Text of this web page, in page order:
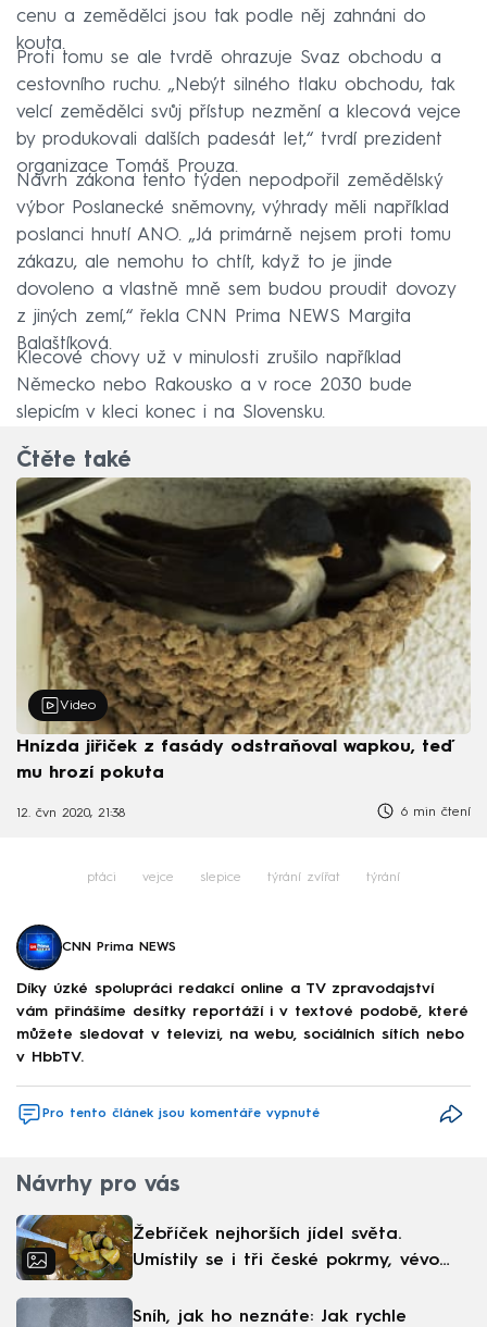
cenu a zemědělci jsou tak podle něj zahnáni do
kouta.
Proti tomu se ale tvrdě ohrazuje Svaz obchodu a
cestovního ruchu. „Nebýt silného tlaku obchodu, tak
velcí zemědělci svůj přístup nezmění a klecová vejce
by produkovali dalších padesát let,“ tvrdí prezident
organizace Tomáš Prouza.
Návrh zákona tento týden nepodpořil zemědělský
výbor Poslanecké sněmovny, výhrady měli například
poslanci hnutí ANO. „Já primárně nejsem proti tomu
zákazu, ale nemohu to chtít, když to je jinde
dovoleno a vlastně mně sem budou proudit dovozy
z jiných zemí,“ řekla CNN Prima NEWS Margita
Balaštíková.
Klecové chovy už v minulosti zrušilo například
Německo nebo Rakousko a v roce 2030 bude
slepicím v kleci konec i na Slovensku.
Čtěte také
Video
Hnízda jiřiček z fasády odstraňoval wapkou, teď
mu hrozí pokuta
12. čvn 2020, 21:38 6 min čtení
ptáci vejce slepice týrání zvířat týrání
CNN Prima NEWS
Díky úzké spolupráci redakcí online a TV zpravodajství
vám přinášíme desítky reportáží i v textové podobě, které
můžete sledovat v televizi, na webu, sociálních sítích nebo
v HbbTV.
Pro tento článek jsou komentáře vypnuté
Návrhy pro vás
Žebříček nejhorších jídel světa.
Umístily se i tři české pokrmy, vévodí
Sníh, jak ho neznáte: Jak rychle